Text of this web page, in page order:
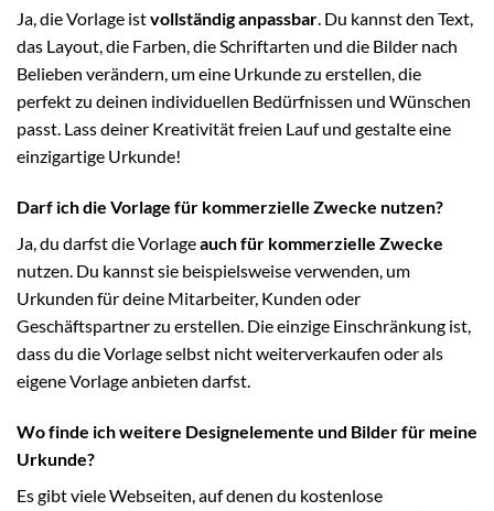
Ja, die Vorlage istvollständig anpassbar. Du kannst den Text,
das Layout, die Farben, die Schriftarten und die Bilder nach
Belieben verändern, um eine Urkunde zu erstellen, die
perfekt zu deinen individuellen Bedürfnissen und Wünschen
passt. Lass deiner Kreativität freien Lauf und gestalte eine
einzigartige Urkunde!
Darf ich die Vorlage für kommerzielle Zwecke nutzen?
Ja, du darfst die Vorlageauch für kommerzielle Zwecke
nutzen. Du kannst sie beispielsweise verwenden, um
Urkunden für deine Mitarbeiter, Kunden oder
Geschäftspartner zu erstellen. Die einzige Einschränkung ist,
dass du die Vorlage selbst nicht weiterverkaufen oder als
eigene Vorlage anbieten darfst.
Wo finde ich weitere Designelemente und Bilder für meine
Urkunde?
Es gibt viele Webseiten, auf denen du kostenlose